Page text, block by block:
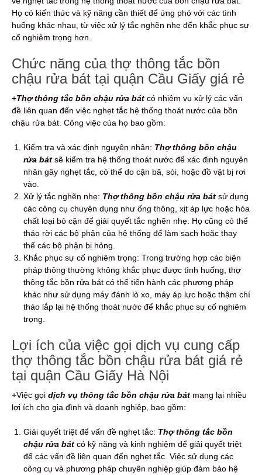
Họ có kiến thức và kỹ năng cần thiết để ứng phó với các tình
huống khác nhau, từ việc xử lý tắc nghẽn nhẹ đến khắc phục sự
cố nghiêm trọng hơn.
Chức năng của thợ thông tắc bồn
chậu rửabát tại quận Cầu Giấy giá rẻ
+Thợ thông tắc bồn chậu rửa bát có nhiệm vụ xử lý các vấn
đề liên quan đến việc nghẹt tắc hệ thống thoát nước của bồn
chậu rửa bát. Công việc của họ bao gồm:
Kiểm tra và xác định nguyên nhân: Thợ thông bồn chậu
rửa bát sẽ kiểm tra hệ thống thoát nước để xác định nguyên
nhân gây nghẹt tắc, có thể do cặn bã, sỏi, hoặc đồ vật bị rơi
vào.
Xử lý tắc nghẽn nhẹ: Thợ thông bồn chậu rửa bát sử dụng
các công cụ chuyên dụng như ống thông, xịt áp lực hoặc hóa
chất loại bỏ cặn để giải quyết tắc nghẽn nhẹ. Họ cũng có thể
tháo rời các bộ phận của hệ thống để làm sạch hoặc thay
thế các bộ phận bị hỏng.
Khắc phục sự cố nghiêm trọng: Trong trường hợp các biện
pháp thông thường không khắc phục được tình huống, thợ
thông tắc bồn rửa bát có thể tiến hành các phương pháp
khác như sử dụng máy đánh lò xo, máy áp lực hoặc thậm chí
tháo lắp lại hệ thống thoát nước để khắc phục sự cố nghiêm
trọng.
Lợi ích của việc gọi dịch vụ cung cấp
thợ thông tắc bồn chậu rửa bát giá rẻ
tại quận Cầu Giấy Hà Nội
+Việc gọi dịch vụ thông tắc bồn chậu rửa bát mang lại nhiều
lợi ích cho gia đình và doanh nghiệp, bao gồm:
Giải quyết triệt để vấn đề nghẹt tắc: Thợ thông tắc bồn
chậu rửa bát có kỹ năng và kinh nghiệm để giải quyết triệt
để các vấn đề liên quan đến nghẹt tắc. Việc sử dụng các
công cụ và phương pháp chuyên nghiệp giúp đảm bảo hệ